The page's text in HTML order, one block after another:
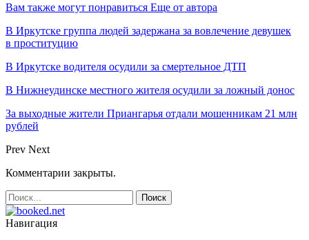
Вам также могут понравиться Еще от автора
В Иркутске группа людей задержана за вовлечение девушек
в проституцию
В Иркутске водителя осудили за смертельное ДТП
В Нижнеудинске местного жителя осудили за ложный донос
За выходные жители Приангарья отдали мошенникам 21 млн
рублей
Prev Next
Комментарии закрыты.
Навигация